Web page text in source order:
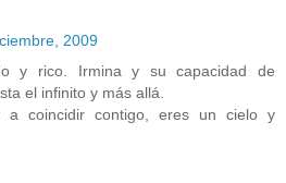
2009
y rico. Irmina y su capacidad de
el infinito y más allá.
a coincidir contigo, eres un cielo y